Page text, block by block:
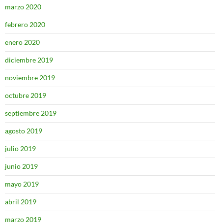
marzo 2020
febrero 2020
enero 2020
diciembre 2019
noviembre 2019
octubre 2019
septiembre 2019
agosto 2019
julio 2019
junio 2019
mayo 2019
abril 2019
marzo 2019